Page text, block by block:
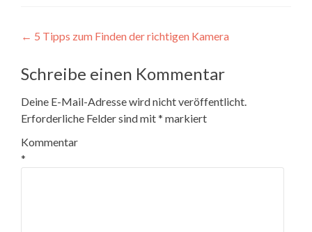
Beitragsnavigation
← 5 Tipps zum Finden der richtigen Kamera
Schreibe einen Kommentar
Deine E-Mail-Adresse wird nicht veröffentlicht.
Erforderliche Felder sind mit* markiert
Kommentar
*